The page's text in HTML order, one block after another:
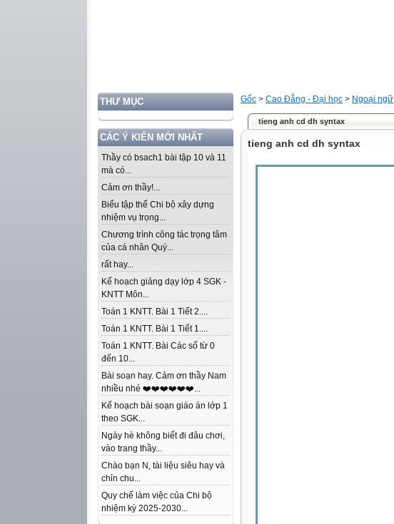
THƯ MỤC
CÁC Ý KIẾN MỚI NHẤT
Thầy có bsach1 bài tập 10 và 11
mà có...
Cảm ơn thầy!...
Biểu tập thể Chi bộ xây dựng
nhiệm vụ trọng...
Chương trình công tác trọng tâm
của cá nhân Quý...
rất hay...
Kế hoạch giảng dạy lớp 4 SGK -
KNTT Môn...
Toán 1 KNTT. Bài 1 Tiết 2....
Toán 1 KNTT. Bài 1 Tiết 1....
Toán 1 KNTT. Bài Các số từ 0
đến 10...
Bài soạn hay. Cảm ơn thầy Nam
nhiều nhé ❤️❤️❤️❤️❤️❤️...
Kế hoạch bài soạn giáo án lớp 1
theo SGK...
Ngày hè không biết đi đâu chơi,
vào trang thầy...
Chào bạn N, tài liệu siêu hay và
chỉn chu...
Quy chế làm việc của Chi bộ
nhiệm kỳ 2025-2030...
Gốc > Cao Đẳng - Đại học > Ngoại ngữ
tieng anh cd dh syntax
tieng anh cd dh syntax